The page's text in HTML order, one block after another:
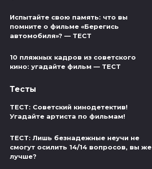
Испытайте свою память: что вы
помните о фильме «Берегись
автомобиля»? — ТЕСТ
10 пляжных кадров из советского
кино: угадайте фильм — ТЕСТ
Тесты
ТЕСТ: Советский кинодетектив!
Угадайте артиста по фильмам!
ТЕСТ: Лишь безнадежные неучи не
смогут осилить 14/14 вопросов, вы же
лучше?